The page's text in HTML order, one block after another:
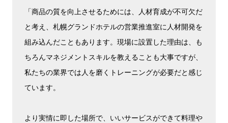
「商品の質を向上させるためには、人材育成が不可欠だ
と考え、札幌グランドホテルの営業推進室に人材開発を
組み込んだこともあります。現場に設置した理由は、も
ちろんマネジメントスキルを教えることも大事ですが、
私たちの業界では人を磨くトレーニングが必要だと感じ
ています。
より実情に即した場所で、いいサービスができて料理や